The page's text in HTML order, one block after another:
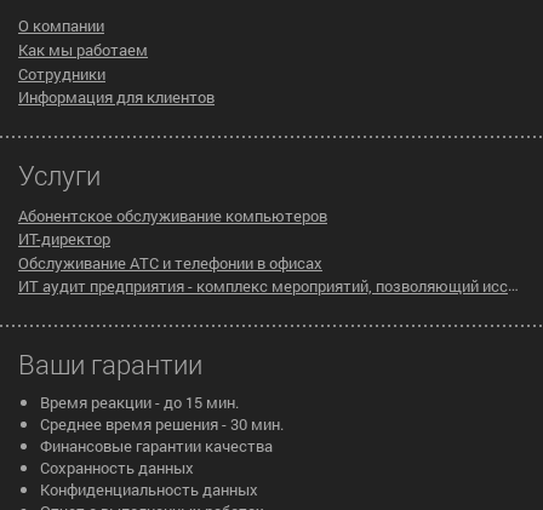
О компании
Как мы работаем
Сотрудники
Информация для клиентов
Услуги
Абонентское обслуживание компьютеров
ИТ-директор
Обслуживание АТС и телефонии в офисах
ИТ аудит предприятия - комплекс мероприятий, позволяющий исследовать существующую инфраструктуру компании на предмет эффективности ее работы
Ваши гарантии
Время реакции - до 15 мин.
Среднее время решения - 30 мин.
Финансовые гарантии качества
Сохранность данных
Конфиденциальность данных